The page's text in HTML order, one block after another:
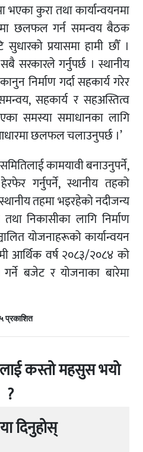
भएका कुरा तथा कार्यान्वयनमा
छलफल गर्न समन्वय बैठक
सुधारको प्रयासमा हामी छौँ ।
सरकारले गर्नुपर्छ । स्थानीय
निर्माण गर्दा सहकार्य गरेर
सहकार्य र सहअस्तित्व
समस्या समाधानका लागि
छलफल चलाउनुपर्छ ।’
कामयावी बनाउनुपर्ने,
गर्नुपर्ने, स्थानीय तहको
तहमा भइरहेको नदीजन्य
निकासीका लागि निर्माण
योजनाहरूको कार्यान्वयन
आर्थिक वर्ष २०८३/२०८४ को
बजेट र योजनाका बारेमा
प्रकाशित
कस्तो महसुस भयो
?
दिनुहोस्